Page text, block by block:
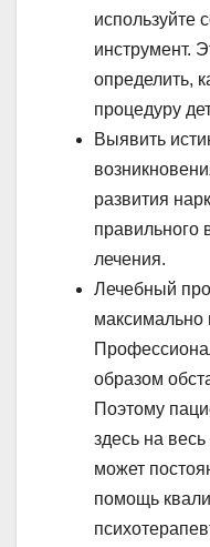
используйте
инструмент.
определить,
процедуру
Выявить
развития
правильного
лечения.
Лечебный
максимально
образом
Поэтому
здесь на
может
помощь